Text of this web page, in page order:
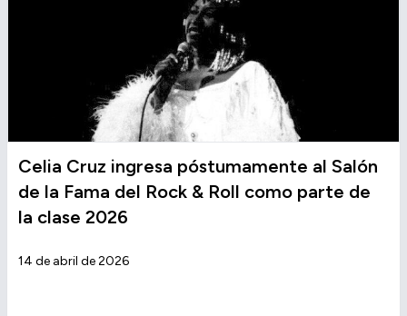
Celia Cruz ingresa póstumamente al Salón
de la Fama del Rock & Roll como parte de
la clase 2026
14 de abril de 2026